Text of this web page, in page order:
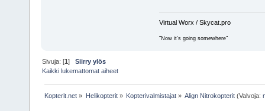
Virtual Worx / Skycat.pro
"Now it's going somewhere"
Sivuja: [1]Siirry ylös
Kaikki lukemattomat aiheet
Kopterit.net » Helikopterit» Kopterivalmistajat» Align Nitrokopterit (Valvoja: